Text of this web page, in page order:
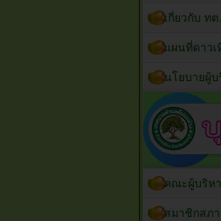
เกี่ยวกับ ท
แผนที่ดาวเ
นโยบายผู้บ
คณะผู้บริห
สมาชิกสภา